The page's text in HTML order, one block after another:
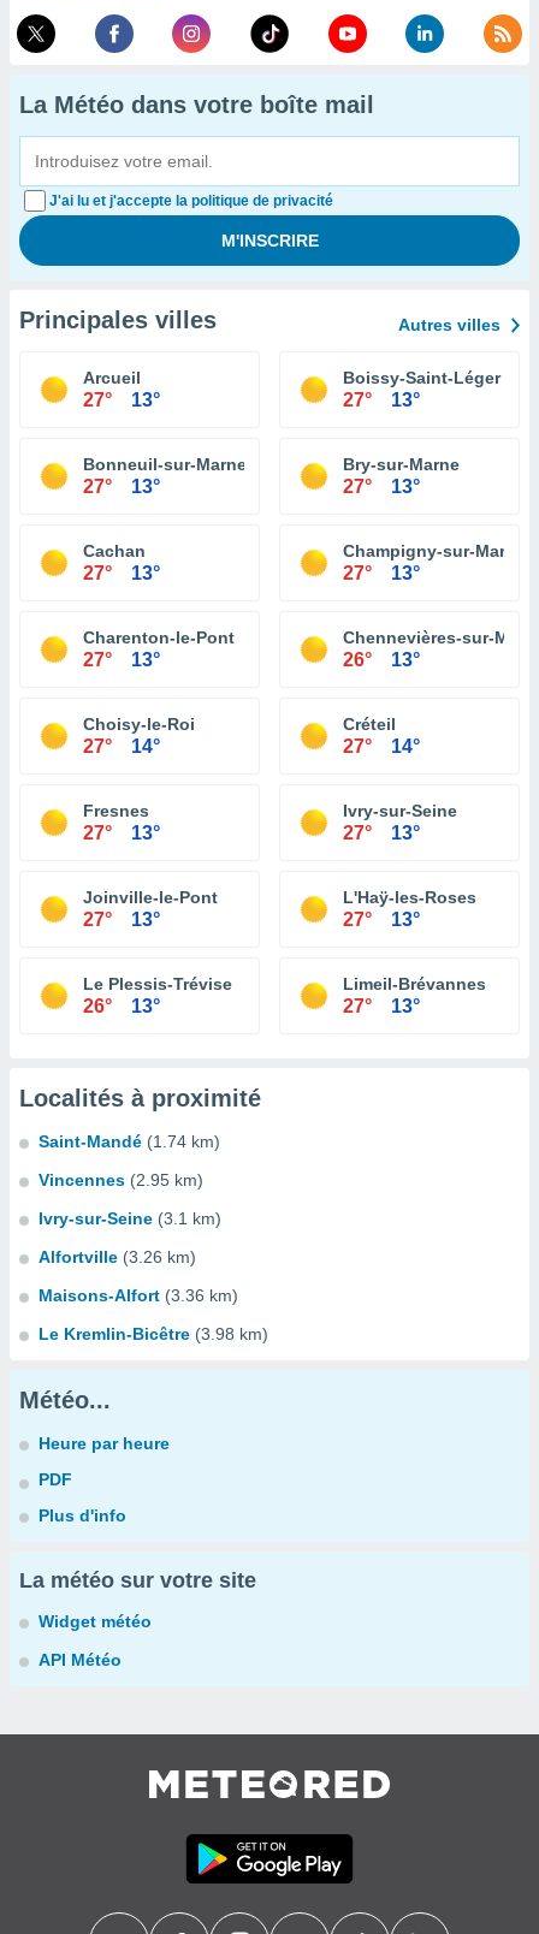
La Météo dans votre boîte mail
J'ai lu et j'accepte la politique de privacité
Principales villes Autres villes
Arcueil
27° 13°
Boissy-Saint-Léger
27° 13°
Bonneuil-sur-Marne
27° 13°
Bry-sur-Marne
27° 13°
Cachan
27° 13°
Champigny-sur-Marne
27° 13°
Charenton-le-Pont
27° 13°
Chennevières-sur-
26° 13°
Choisy-le-Roi
27° 14°
Créteil
27° 14°
Fresnes
27° 13°
Ivry-sur-Seine
27° 13°
Joinville-le-Pont
27° 13°
L'Haÿ-les-Roses
27° 13°
Le Plessis-Trévise
26° 13°
Limeil-Brévannes
27° 13°
Localités à proximité
Saint-Mandé (1.74 km)
Vincennes (2.95 km)
Ivry-sur-Seine (3.1 km)
Alfortville (3.26 km)
Maisons-Alfort (3.36 km)
Le Kremlin-Bicêtre (3.98 km)
Météo...
Heure par heure
PDF
Plus d'info
La météo sur votre site
Widget météo
API Météo